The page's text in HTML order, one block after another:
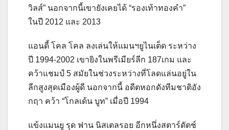
วิลส์” นอกจากนี้เขายังเคยได้ “รองเท้าทองคำ”
ในปี 2012 และ 2013
แอนดี้ โคล โคล ลงเล่นให้แมนฯยูไนเต็ด ระหว่าง
ปี 1994-2002 เขายิงในพรีเมียร์ลีก 187เกม และ
คว้าแชมป์ 5 สมัยในช่วงระหว่างที่โลดแล่นอยู่ใน
ลีกสูงสุดเมืองผู้ดี นอกจากนี้ อดีตหอกดังทีมชาติอัง
กฤา คว้า “โกลเด้น บูท” เมื่อปี 1994
แข้งแมนยู รุด ฟาน นิสเตลรอย อีกหนึ่งสตาร์ดัตช์